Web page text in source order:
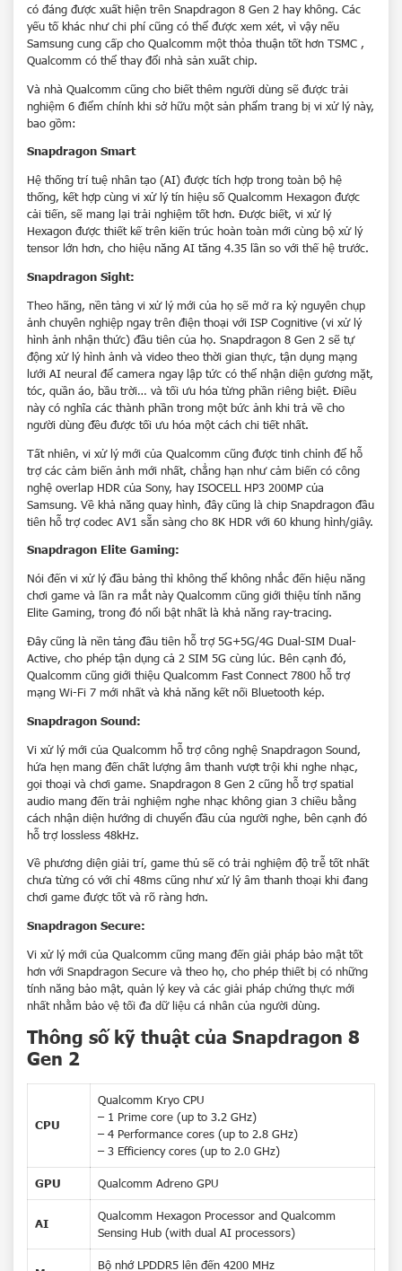
có đáng được xuất hiện trên Snapdragon 8 Gen 2 hay không. Các
yếu tố khác như chi phí cũng có thể được xem xét, vì vậy nếu
Samsung cung cấp cho Qualcomm một thỏa thuận tốt hơn TSMC ,
Qualcomm có thể thay đổi nhà sản xuất chip.
Và nhà Qualcomm cũng cho biết thêm người dùng sẽ được trải
nghiệm 6 điểm chính khi sở hữu một sản phẩm trang bị vi xử lý này,
bao gồm:
Snapdragon Smart
Hệ thống trí tuệ nhân tạo (AI) được tích hợp trong toàn bộ hệ
thống, kết hợp cùng vi xử lý tín hiệu số Qualcomm Hexagon được
cải tiến, sẽ mang lại trải nghiệm tốt hơn. Được biết, vi xử lý
Hexagon được thiết kế trên kiến trúc hoàn toàn mới cùng bộ xử lý
tensor lớn hơn, cho hiệu năng AI tăng 4.35 lần so với thế hệ trước.
Snapdragon Sight:
Theo hãng, nền tảng vi xử lý mới của họ sẽ mở ra kỷ nguyên chụp
ảnh chuyên nghiệp ngay trên điện thoại với ISP Cognitive (vi xử lý
hình ảnh nhận thức) đầu tiên của họ. Snapdragon 8 Gen 2 sẽ tự
động xử lý hình ảnh và video theo thời gian thực, tận dụng mạng
lưới AI neural để camera ngay lập tức có thể nhận diện gương mặt,
tóc, quần áo, bầu trời… và tối ưu hóa từng phần riêng biệt. Điều
này có nghĩa các thành phần trong một bức ảnh khi trả về cho
người dùng đều được tối ưu hóa một cách chi tiết nhất.
Tất nhiên, vi xử lý mới của Qualcomm cũng được tinh chỉnh để hỗ
trợ các cảm biến ảnh mới nhất, chẳng hạn như cảm biến có công
nghệ overlap HDR của Sony, hay ISOCELL HP3 200MP của
Samsung. Về khả năng quay hình, đây cũng là chip Snapdragon đầu
tiên hỗ trợ codec AV1 sẵn sàng cho 8K HDR với 60 khung hình/giây.
Snapdragon Elite Gaming:
Nói đến vi xử lý đầu bảng thì không thể không nhắc đến hiệu năng
chơi game và lần ra mắt này Qualcomm cũng giới thiệu tính năng
Elite Gaming, trong đó nổi bật nhất là khả năng ray-tracing.
Đây cũng là nền tảng đầu tiên hỗ trợ 5G+5G/4G Dual-SIM Dual-
Active, cho phép tận dụng cả 2 SIM 5G cùng lúc. Bên cạnh đó,
Qualcomm cũng giới thiệu Qualcomm Fast Connect 7800 hỗ trợ
mạng Wi-Fi 7 mới nhất và khả năng kết nối Bluetooth kép.
Snapdragon Sound:
Vi xử lý mới của Qualcomm hỗ trợ công nghệ Snapdragon Sound,
hứa hẹn mang đến chất lượng âm thanh vượt trội khi nghe nhạc,
gọi thoại và chơi game. Snapdragon 8 Gen 2 cũng hỗ trợ spatial
audio mang đến trải nghiệm nghe nhạc không gian 3 chiều bằng
cách nhận diện hướng di chuyển đầu của người nghe, bên cạnh đó
hỗ trợ lossless 48kHz.
Về phương diện giải trí, game thủ sẽ có trải nghiệm độ trễ tốt nhất
chưa từng có với chỉ 48ms cũng như xử lý âm thanh thoại khi đang
chơi game được tốt và rõ ràng hơn.
Snapdragon Secure:
Vi xử lý mới của Qualcomm cũng mang đến giải pháp bảo mật tốt
hơn với Snapdragon Secure và theo họ, cho phép thiết bị có những
tính năng bảo mật, quản lý key và các giải pháp chứng thực mới
nhất nhằm bảo vệ tối đa dữ liệu cá nhân của người dùng.
Thông số kỹ thuật của Snapdragon 8
Gen 2
CPU
Qualcomm Kryo CPU
– 1 Prime core (up to 3.2 GHz)
– 4 Performance cores (up to 2.8 GHz)
– 3 Efficiency cores (up to 2.0 GHz)
GPU Qualcomm Adreno GPU
AI
Qualcomm Hexagon Processor and Qualcomm
Sensing Hub (with dual AI processors)
Bộ nhớ LPDDR5 lên đến 4200 MHz